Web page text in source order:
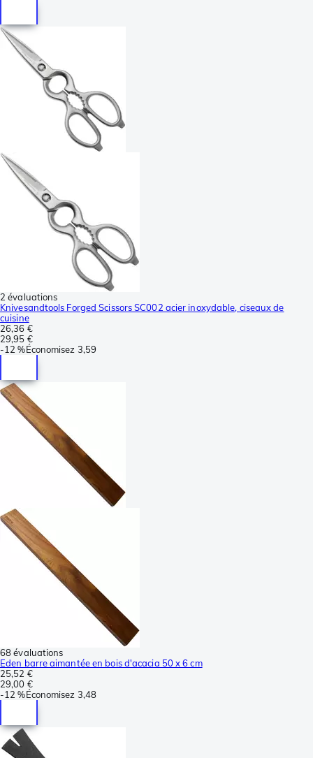
2 évaluations
Knivesandtools Forged Scissors SC002 acier inoxydable, ciseaux de
cuisine
26,36 €
29,95 €
-12 %Économisez 3,59
68 évaluations
Eden barre aimantée en bois d'acacia 50 x 6 cm
25,52 €
29,00 €
-12 %Économisez 3,48